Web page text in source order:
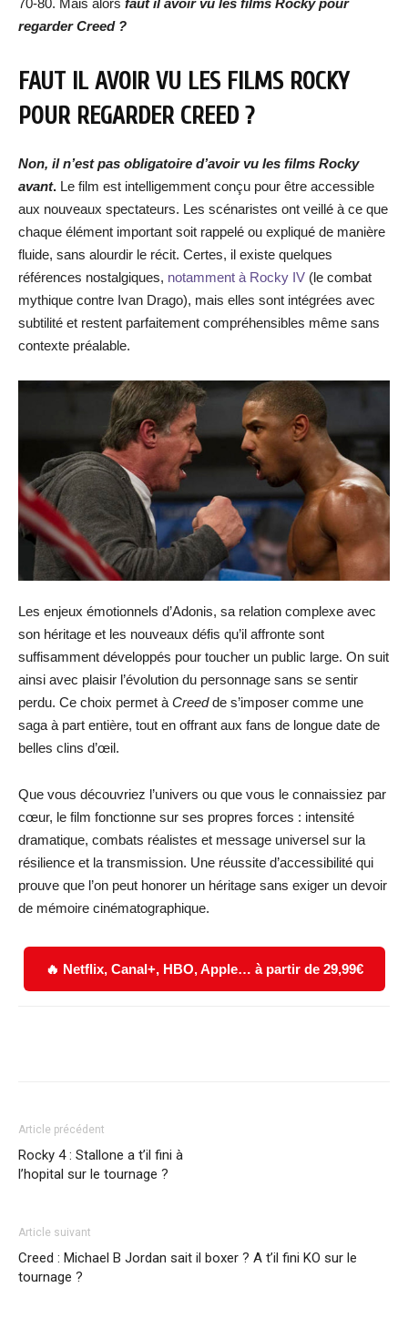
70-80. Mais alors faut il avoir vu les films Rocky pour
regarder Creed ?
FAUT IL AVOIR VU LES FILMS ROCKY
POUR REGARDER CREED ?
Non, il n’est pas obligatoire d’avoir vu les films Rocky
avant. Le film est intelligemment conçu pour être accessible
aux nouveaux spectateurs. Les scénaristes ont veillé à ce que
chaque élément important soit rappelé ou expliqué de manière
fluide, sans alourdir le récit. Certes, il existe quelques
références nostalgiques, notamment à Rocky IV (le combat
mythique contre Ivan Drago), mais elles sont intégrées avec
subtilité et restent parfaitement compréhensibles même sans
contexte préalable.
Les enjeux émotionnels d’Adonis, sa relation complexe avec
son héritage et les nouveaux défis qu’il affronte sont
suffisamment développés pour toucher un public large. On suit
ainsi avec plaisir l’évolution du personnage sans se sentir
perdu. Ce choix permet à Creedde s’imposer comme une
saga à part entière, tout en offrant aux fans de longue date de
belles clins d’œil.
Que vous découvriez l’univers ou que vous le connaissiez par
cœur, le film fonctionne sur ses propres forces : intensité
dramatique, combats réalistes et message universel sur la
résilience et la transmission. Une réussite d’accessibilité qui
prouve que l’on peut honorer un héritage sans exiger un devoir
de mémoire cinématographique.
🔥 Netflix, Canal+, HBO, Apple… à partir de 29,99€
Article précédent
Rocky 4 : Stallone a t’il fini à
l’hopital sur le tournage ?
Article suivant
Creed : Michael B Jordan sait il boxer ? A t’il fini KO sur le
tournage ?